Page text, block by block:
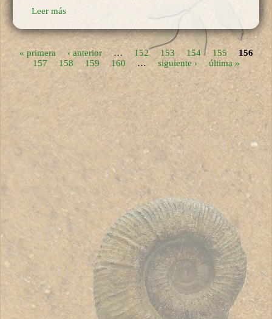
Leer más
Páginas
« primera ‹ anterior … 152 153 154 155
156
157
158 159 160 … siguiente › última »